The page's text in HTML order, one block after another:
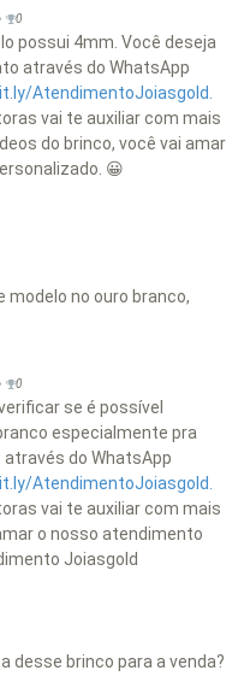
• 0
possui 4mm. Você deseja
através do WhatsApp
AtendimentoJoiasgold.
vai te auxiliar com mais
do brinco, você vai amar
😀
modelo no ouro branco,
• 0
se é possível
especialmente pra
do WhatsApp
AtendimentoJoiasgold.
vai te auxiliar com mais
o nosso atendimento
Joiasgold
desse brinco para a venda?